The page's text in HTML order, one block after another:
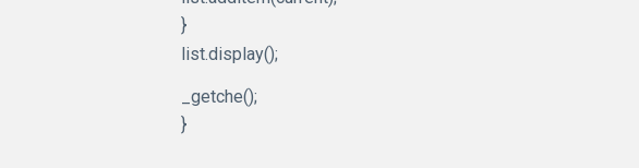
}
list.display();
_getche();
}